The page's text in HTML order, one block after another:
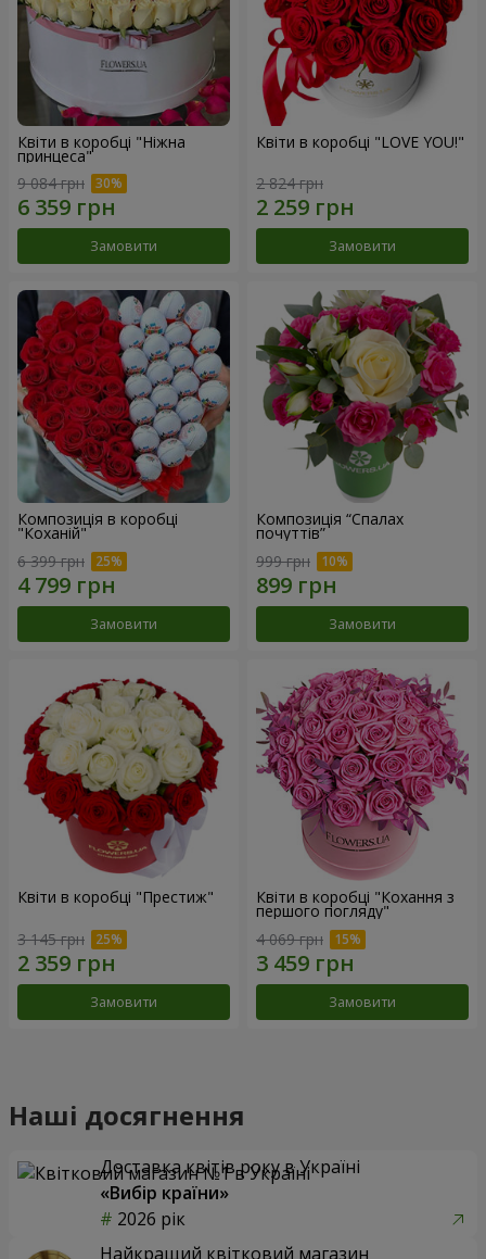
Квіти в коробці "Ніжна
принцеса"
9 084 грн
Замовити
Квіти в коробці "LOVE YOU!"
2 824 грн
Замовити
Композиція в коробці
"Коханій"
6 399 грн
Замовити
Композиція “Спалах
почуттів”
999 грн
Замовити
Квіти в коробці "Престиж"
3 145 грн
Замовити
Квіти в коробці "Кохання з
першого погляду"
4 069 грн
Замовити
Наші досягнення
Доставка квітів року в Україні
«Вибір країни»
2026 рік
Найкращий квітковий магазин